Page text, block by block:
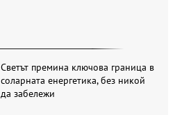
Светът премина ключова граница в
соларната енергетика, без никой
да забележи